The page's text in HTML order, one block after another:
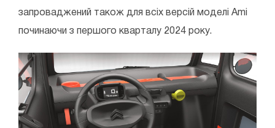
запроваджений також для всіх версій моделі Ami
починаючи з першого кварталу 2024 року.